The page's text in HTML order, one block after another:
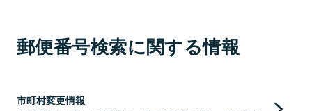
郵便番号検索に関する情報
市町村変更情報